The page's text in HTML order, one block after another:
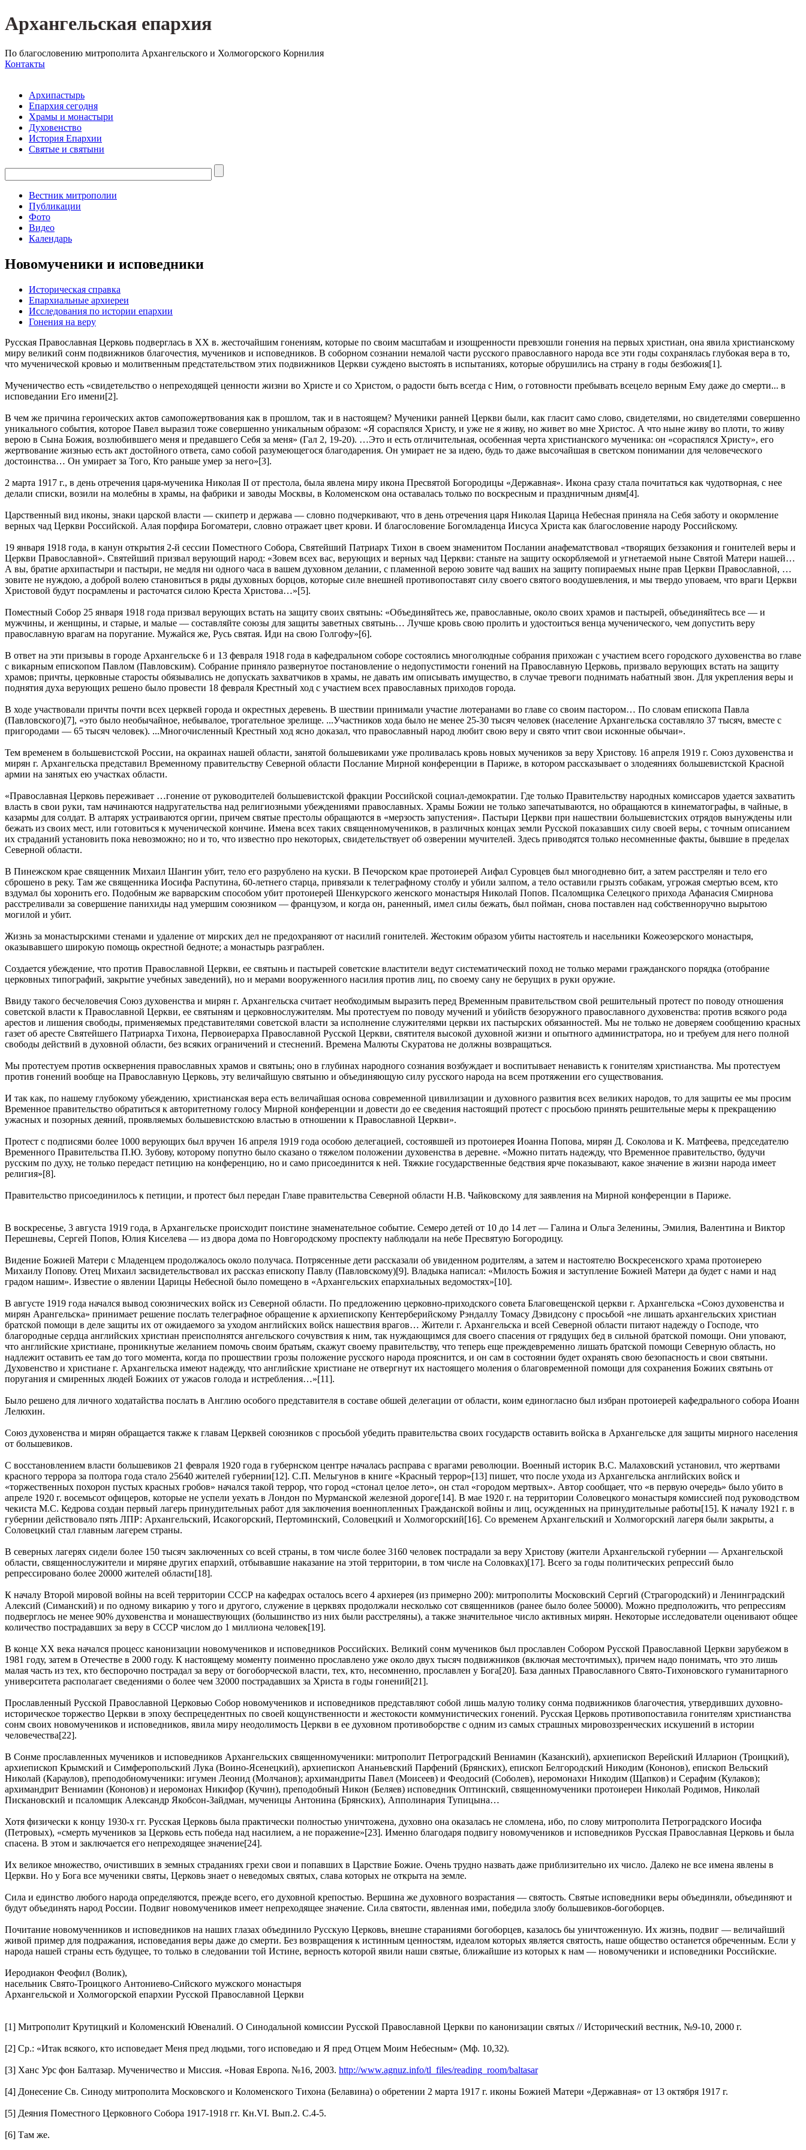
Архангельская епархия
По благословению митрополита Архангельского и Холмогорского Корнилия
Контакты
Архипастырь
Епархия сегодня
Храмы и монастыри
Духовенство
История Епархии
Святые и святыни
Вестник митрополии
Публикации
Фото
Видео
Календарь
Новомученики и исповедники
Историческая справка
Епархиальные архиереи
Исследования по истории епархии
Гонения на веру
Русская Православная Церковь подверглась в XX в. жесточайшим гонениям, которые по своим масштабам и изощренности превзошли гонения на первых христиан, она явила христианскому
миру великий сонм подвижников благочестия, мучеников и исповедников. В соборном сознании немалой части русского православного народа все эти годы сохранялась глубокая вера в то,
что мученической кровью и молитвенным предстательством этих подвижников Церкви суждено выстоять в испытаниях, которые обрушились на страну в годы безбожия[1].
Мученичество есть «свидетельство о непреходящей ценности жизни во Христе и со Христом, о радости быть всегда с Ним, о готовности пребывать всецело верным Ему даже до смерти... в
исповедании Его имени[2].
В чем же причина героических актов самопожертвования как в прошлом, так и в настоящем? Мученики ранней Церкви были, как гласит само слово, свидетелями, но свидетелями совершенно
уникального события, которое Павел выразил тоже совершенно уникальным образом: «Я сораспялся Христу, и уже не я живу, но живет во мне Христос. А что ныне живу во плоти, то живу
верою в Сына Божия, возлюбившего меня и предавшего Себя за меня» (Гал 2, 19-20). …Это и есть отличительная, особенная черта христианского мученика: он «сораспялся Христу», его
жертвование жизнью есть акт достойного ответа, само собой разумеющегося благодарения. Он умирает не за идею, будь то даже высочайшая в светском понимании для человеческого
достоинства… Он умирает за Того, Кто раньше умер за него»[3].
2 марта 1917 г., в день отречения царя-мученика Николая II от престола, была явлена миру икона Пресвятой Богородицы «Державная». Икона сразу стала почитаться как чудотворная, с нее
делали списки, возили на молебны в храмы, на фабрики и заводы Москвы, в Коломенском она оставалась только по воскресным и праздничным дням[4].
Царственный вид иконы, знаки царской власти — скипетр и держава — словно подчеркивают, что в день отречения царя Николая Царица Небесная приняла на Себя заботу и окормление
верных чад Церкви Российской. Алая порфира Богоматери, словно отражает цвет крови. И благословение Богомладенца Иисуса Христа как благословение народу Российскому.
19 января 1918 года, в канун открытия 2-й сессии Поместного Собора, Святейший Патриарх Тихон в своем знаменитом Послании анафематствовал «творящих беззакония и гонителей веры и
Церкви Православной». Святейший призвал верующий народ: «Зовем всех вас, верующих и верных чад Церкви: станьте на защиту оскорбляемой и угнетаемой ныне Святой Матери нашей…
А вы, братие архипастыри и пастыри, не медля ни одного часа в вашем духовном делании, с пламенной верою зовите чад ваших на защиту попираемых ныне прав Церкви Православной, …
зовите не нуждою, а доброй волею становиться в ряды духовных борцов, которые силе внешней противопоставят силу своего святого воодушевления, и мы твердо уповаем, что враги Церкви
Христовой будут посрамлены и расточатся силою Креста Христова…»[5].
Поместный Собор 25 января 1918 года призвал верующих встать на защиту своих святынь: «Объединяйтесь же, православные, около своих храмов и пастырей, объединяйтесь все — и
мужчины, и женщины, и старые, и малые — составляйте союзы для защиты заветных святынь… Лучше кровь свою пролить и удостоиться венца мученического, чем допустить веру
православную врагам на поругание. Мужайся же, Русь святая. Иди на свою Голгофу»[6].
В ответ на эти призывы в городе Архангельске 6 и 13 февраля 1918 года в кафедральном соборе состоялись многолюдные собрания прихожан с участием всего городского духовенства во главе
с викарным епископом Павлом (Павловским). Собрание приняло развернутое постановление о недопустимости гонений на Православную Церковь, призвало верующих встать на защиту
храмов; причты, церковные старосты обязывались не допускать захватчиков в храмы, не давать им описывать имущество, в случае тревоги поднимать набатный звон. Для укрепления веры и
поднятия духа верующих решено было провести 18 февраля Крестный ход с участием всех православных приходов города.
В ходе участвовали причты почти всех церквей города и окрестных деревень. В шествии принимали участие лютеранами во главе со своим пастором… По словам епископа Павла
(Павловского)[7], «это было необычайное, небывалое, трогательное зрелище. ...Участников хода было не менее 25-30 тысяч человек (население Архангельска составляло 37 тысяч, вместе с
пригородами — 65 тысяч человек). ...Многочисленный Крестный ход ясно доказал, что православный народ любит свою веру и свято чтит свои исконные обычаи».
Тем временем в большевистской России, на окраинах нашей области, занятой большевиками уже проливалась кровь новых мучеников за веру Христову. 16 апреля 1919 г. Союз духовенства и
мирян г. Архангельска представил Временному правительству Северной области Послание Мирной конференции в Париже, в котором рассказывает о злодеяниях большевистской Красной
армии на занятых ею участках области.
«Православная Церковь переживает …гонение от руководителей большевистской фракции Российской социал-демократии. Где только Правительству народных комиссаров удается захватить
власть в свои руки, там начинаются надругательства над религиозными убеждениями православных. Храмы Божии не только запечатываются, но обращаются в кинематографы, в чайные, в
казармы для солдат. В алтарях устраиваются оргии, причем святые престолы обращаются в «мерзость запустения». Пастыри Церкви при нашествии большевистских отрядов вынуждены или
бежать из своих мест, или готовиться к мученической кончине. Имена всех таких священномучеников, в различных концах земли Русской показавших силу своей веры, с точным описанием
их страданий установить пока невозможно; но и то, что известно про некоторых, свидетельствует об озверении мучителей. Здесь приводятся только несомненные факты, бывшие в пределах
Северной области.
В Пинежском крае священник Михаил Шангин убит, тело его разрублено на куски. В Печорском крае протоиерей Аифал Суровцев был многодневно бит, а затем расстрелян и тело его
сброшено в реку. Там же священника Иосифа Распутина, 60-летнего старца, привязали к телеграфному столбу и убили залпом, а тело оставили грызть собакам, угрожая смертью всем, кто
вздумал бы хоронить его. Подобным же варварским способом убит протоиерей Шенкурского женского монастыря Николай Попов. Псаломщика Селецкого прихода Афанасия Смирнова
расстреливали за совершение панихиды над умершим союзником — французом, и когда он, раненный, имел силы бежать, был пойман, снова поставлен над собственноручно вырытою
могилой и убит.
Жизнь за монастырскими стенами и удаление от мирских дел не предохраняют от насилий гонителей. Жестоким образом убиты настоятель и насельники Кожеозерского монастыря,
оказывавшего широкую помощь окрестной бедноте; а монастырь разграблен.
Создается убеждение, что против Православной Церкви, ее святынь и пастырей советские властители ведут систематический поход не только мерами гражданского порядка (отобрание
церковных типографий, закрытие учебных заведений), но и мерами вооруженного насилия против лиц, по своему сану не берущих в руки оружие.
Ввиду такого бесчеловечия Союз духовенства и мирян г. Архангельска считает необходимым выразить перед Временным правительством свой решительный протест по поводу отношения
советской власти к Православной Церкви, ее святыням и церковнослужителям. Мы протестуем по поводу мучений и убийств безоружного православного духовенства: против всякого рода
арестов и лишения свободы, применяемых представителями советской власти за исполнение служителями церкви их пастырских обязанностей. Мы не только не доверяем сообщению красных
газет об аресте Святейшего Патриарха Тихона, Первоиерарха Православной Русской Церкви, святителя высокой духовной жизни и опытного администратора, но и требуем для него полной
свободы действий в духовной области, без всяких ограничений и стеснений. Времена Малюты Скуратова не должны возвращаться.
Мы протестуем против осквернения православных храмов и святынь; оно в глубинах народного сознания возбуждает и воспитывает ненависть к гонителям христианства. Мы протестуем
против гонений вообще на Православную Церковь, эту величайшую святыню и объединяющую силу русского народа на всем протяжении его существования.
И так как, по нашему глубокому убеждению, христианская вера есть величайшая основа современной цивилизации и духовного развития всех великих народов, то для защиты ее мы просим
Временное правительство обратиться к авторитетному голосу Мирной конференции и довести до ее сведения настоящий протест с просьбою принять решительные меры к прекращению
ужасных и позорных деяний, проявляемых большевистскою властью в отношении к Православной Церкви».
Протест с подписями более 1000 верующих был вручен 16 апреля 1919 года особою делегацией, состоявшей из протоиерея Иоанна Попова, мирян Д. Соколова и К. Матфеева, председателю
Временного Правительства П.Ю. Зубову, которому попутно было сказано о тяжелом положении духовенства в деревне. «Можно питать надежду, что Временное правительство, будучи
русским по духу, не только передаст петицию на конференцию, но и само присоединится к ней. Тяжкие государственные бедствия ярче показывают, какое значение в жизни народа имеет
религия»[8].
Правительство присоединилось к петиции, и протест был передан Главе правительства Северной области Н.В. Чайковскому для заявления на Мирной конференции в Париже.
В воскресенье, 3 августа 1919 года, в Архангельске происходит поистине знаменательное событие. Семеро детей от 10 до 14 лет — Галина и Ольга Зеленины, Эмилия, Валентина и Виктор
Перешневы, Сергей Попов, Юлия Киселева — из двора дома по Новгородскому проспекту наблюдали на небе Пресвятую Богородицу.
Видение Божией Матери с Младенцем продолжалось около получаса. Потрясенные дети рассказали об увиденном родителям, а затем и настоятелю Воскресенского храма протоиерею
Михаилу Попову. Отец Михаил засвидетельствовал их рассказ епископу Павлу (Павловскому)[9]. Владыка написал: «Милость Божия и заступление Божией Матери да будет с нами и над
градом нашим». Известие о явлении Царицы Небесной было помещено в «Архангельских епархиальных ведомостях»[10].
В августе 1919 года начался вывод союзнических войск из Северной области. По предложению церковно-приходского совета Благовещенской церкви г. Архангельска «Союз духовенства и
мирян Арангельска» принимает решение послать телеграфное обращение к архиепископу Кентерберийскому Рэндаллу Томасу Дэвидсону с просьбой «не лишать архангельских христиан
братской помощи в деле защиты их от ожидаемого за уходом английских войск нашествия врагов… Жители г. Архангельска и всей Северной области питают надежду о Господе, что
благородные сердца английских христиан преисполнятся ангельского сочувствия к ним, так нуждающимся для своего спасения от грядущих бед в сильной братской помощи. Они уповают,
что английские христиане, проникнутые желанием помочь своим братьям, скажут своему правительству, что теперь еще преждевременно лишать братской помощи Северную область, но
надлежит оставить ее там до того момента, когда по прошествии грозы положение русского народа прояснится, и он сам в состоянии будет охранять свою безопасность и свои святыни.
Духовенство и христиане г. Архангельска имеют надежду, что английские христиане не отвергнут их настоящего моления о благовременной помощи для сохранения Божиих святынь от
поругания и смиренных людей Божиих от ужасов голода и истребления…»[11].
Было решено для личного ходатайства послать в Англию особого представителя в составе обшей делегации от области, коим единогласно был избран протоиерей кафедрального собора Иоанн
Лелюхин.
Союз духовенства и мирян обращается также к главам Церквей союзников с просьбой убедить правительства своих государств оставить войска в Архангельске для защиты мирного населения
от большевиков.
С восстановлением власти большевиков 21 февраля 1920 года в губернском центре началась расправа с врагами революции. Военный историк В.С. Малаховский установил, что жертвами
красного террора за полтора года стало 25640 жителей губернии[12]. С.П. Мельгунов в книге «Красный террор»[13] пишет, что после ухода из Архангельска английских войск и
«торжественных похорон пустых красных гробов» начался такой террор, что город «стонал целое лето», он стал «городом мертвых». Автор сообщает, что «в первую очередь» было убито в
апреле 1920 г. восемьсот офицеров, которые не успели уехать в Лондон по Мурманской железной дороге[14]. В мае 1920 г. на территории Соловецкого монастыря комиссией под руководством
чекиста М.С. Кедрова создан первый лагерь принудительных работ для заключения военнопленных Гражданской войны и лиц, осужденных на принудительные работы[15]. К началу 1921 г. в
губернии действовало пять ЛПР: Архангельский, Исакогорский, Пертоминский, Соловецкий и Холмогорский[16]. Со временем Архангельский и Холмогорский лагеря были закрыты, а
Соловецкий стал главным лагерем страны.
В северных лагерях сидели более 150 тысяч заключенных со всей страны, в том числе более 3160 человек пострадали за веру Христову (жители Архангельской губернии — Архангельской
области, священнослужители и миряне других епархий, отбывавшие наказание на этой территории, в том числе на Соловках)[17]. Всего за годы политических репрессий было
репрессировано более 20000 жителей области[18].
К началу Второй мировой войны на всей территории СССР на кафедрах осталось всего 4 архиерея (из примерно 200): митрополиты Московский Сергий (Страгородский) и Ленинградский
Алексий (Симанский) и по одному викарию у того и другого, служение в церквях продолжали несколько сот священников (ранее было более 50000). Можно предположить, что репрессиям
подверглось не менее 90% духовенства и монашествующих (большинство из них были расстреляны), а также значительное число активных мирян. Некоторые исследователи оценивают общее
количество пострадавших за веру в СССР числом до 1 миллиона человек[19].
В конце ХХ века начался процесс канонизации новомучеников и исповедников Российских. Великий сонм мучеников был прославлен Собором Русской Православной Церкви зарубежом в
1981 году, затем в Отечестве в 2000 году. К настоящему моменту поименно прославлено уже около двух тысяч подвижников (включая месточтимых), причем надо понимать, что это лишь
малая часть из тех, кто беспорочно пострадал за веру от богоборческой власти, тех, кто, несомненно, прославлен у Бога[20]. База данных Православного Свято-Тихоновского гуманитарного
университета располагает сведениями о более чем 32000 пострадавших за Христа в годы гонений[21].
Прославленный Русской Православной Церковью Собор новомучеников и исповедников представляют собой лишь малую толику сонма подвижников благочестия, утвердивших духовно-
историческое торжество Церкви в эпоху беспрецедентных по своей кощунственности и жестокости коммунистических гонений. Русская Церковь противопоставила гонителям христианства
сонм своих новомучеников и исповедников, явила миру неодолимость Церкви в ее духовном противоборстве с одним из самых страшных мировоззренческих искушений в истории
человечества[22].
В Сонме прославленных мучеников и исповедников Архангельских священномученики: митрополит Петроградский Вениамин (Казанский), архиепископ Верейский Илларион (Троицкий),
архиепископ Крымский и Симферопольский Лука (Воино-Ясенецкий), архиепископ Ананьевский Парфений (Брянских), епископ Белгородский Никодим (Кононов), епископ Вельский
Николай (Караулов), преподобномученики: игумен Леонид (Молчанов); архимандриты Павел (Моисеев) и Феодосий (Соболев), иеромонахи Никодим (Щапков) и Серафим (Кулаков);
архимандрит Вениамин (Кононов) и иеромонах Никифор (Кучин), преподобный Никон (Беляев) исповедник Оптинский, священномученики протоиереи Николай Родимов, Николай
Пискановский и псаломщик Александр Якобсон-Зайдман, мученицы Антонина (Брянских), Апполинария Тупицына…
Хотя физически к концу 1930-х гг. Русская Церковь была практически полностью уничтожена, духовно она оказалась не сломлена, ибо, по слову митрополита Петроградского Иосифа
(Петровых), «смерть мучеников за Церковь есть победа над насилием, а не поражение»[23]. Именно благодаря подвигу новомучеников и исповедников Русская Православная Церковь и была
спасена. В этом и заключается его непреходящее значение[24].
Их великое множество, очистивших в земных страданиях грехи свои и попавших в Царствие Божие. Очень трудно назвать даже приблизительно их число. Далеко не все имена явлены в
Церкви. Но у Бога все мученики святы, Церковь знает о неведомых святых, слава которых не открыта на земле.
Сила и единство любого народа определяются, прежде всего, его духовной крепостью. Вершина же духовного возрастания — святость. Святые исповедники веры объединяли, объединяют и
будут объединять народ России. Подвиг новомучеников имеет непреходящее значение. Сила святости, явленная ими, победила злобу большевиков-богоборцев.
Почитание новомученников и исповедников на наших глазах объединило Русскую Церковь, внешне стараниями богоборцев, казалось бы уничтоженную. Их жизнь, подвиг — величайший
живой пример для подражания, исповедания веры даже до смерти. Без возвращения к истинным ценностям, идеалом которых является святость, наше общество останется обреченным. Если у
народа нашей страны есть будущее, то только в следовании той Истине, верность которой явили наши святые, ближайшие из которых к нам — новомученики и исповедники Российские.
Иеродиакон Феофил (Волик),
насельник Свято-Троицкого Антониево-Сийского мужского монастыря
Архангельской и Холмогорской епархии Русской Православной Церкви
[1] Митрополит Крутицкий и Коломенский Ювеналий. О Синодальной комиссии Русской Православной Церкви по канонизации святых // Исторический вестник, №9-10, 2000 г.
[2] Ср.: «Итак всякого, кто исповедает Меня пред людьми, того исповедаю и Я пред Отцем Моим Небесным» (Мф. 10,32).
[3] Ханс Урс фон Балтазар. Мученичество и Миссия. «Новая Европа. №16, 2003. http://www.agnuz.info/tl_files/reading_room/baltasar
[4] Донесение Св. Синоду митрополита Московского и Коломенского Тихона (Белавина) о обретении 2 марта 1917 г. иконы Божией Матери «Державная» от 13 октября 1917 г.
[5] Деяния Поместного Церковного Собора 1917-1918 гг. Кн.VI. Вып.2. С.4-5.
[6] Там же.